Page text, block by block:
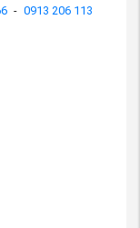
- 0913 206 113